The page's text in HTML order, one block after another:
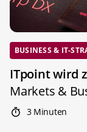
BUSINESS & IT-
ITpoint wird
Markets &
3 Minuten